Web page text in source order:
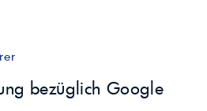
bezüglich Google